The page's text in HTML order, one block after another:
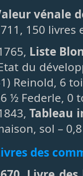
vénale
150 livres
Liste
du
Reinold, 6
½ Federle, 0
Tableau
sol –
des